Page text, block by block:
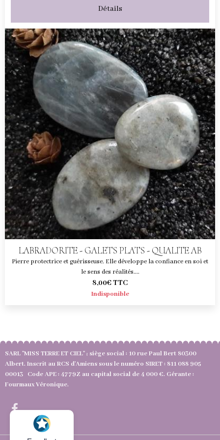
Détails
LABRADORITE - GALETS PLATS - QUALITE AB
Pierre protectrice et guérisseuse. Elle développe la confiance en soi et
le sens des réalités....
8,00€ TTC
Indisponible
SARL "MISS TERRE ET CIEL" ; siège social : 10 rue Paul Bert 80300
Albert. Inscrit au RCS d'Amiens sous le numéro SIRET : 811 088 905
00013 Code APE : 4779Z au capital social de 4 000 €. Gérante :
Fourmaux Véronique.